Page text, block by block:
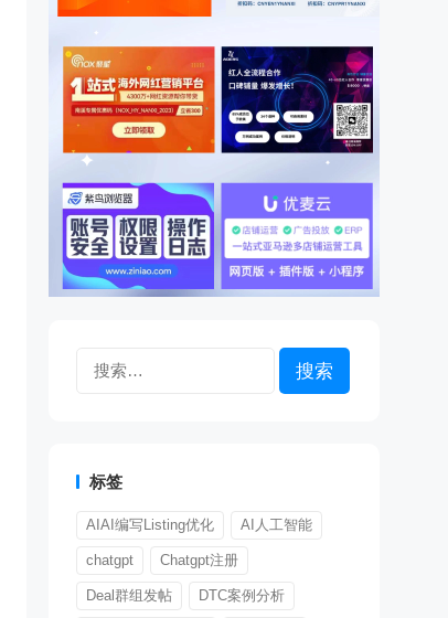
标签
AIAI编写Listing优化 AI人工智能
chatgpt Chatgpt注册
Deal群组发帖 DTC案例分析